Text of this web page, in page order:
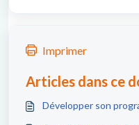
Imprimer
Articles dans ce
Développer son